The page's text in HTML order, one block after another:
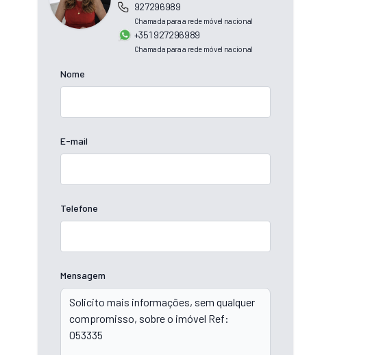
927296989
Chamada para a rede móvel nacional
+351 927296989
Chamada para a rede móvel nacional
Nome
E-mail
Telefone
Mensagem